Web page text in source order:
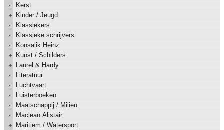
Kerst
Kinder / Jeugd
Klassiekers
Klassieke schrijvers
Konsalik Heinz
Kunst / Schilders
Laurel & Hardy
Literatuur
Luchtvaart
Luisterboeken
Maatschappij / Milieu
Maclean Alistair
Maritiem / Watersport